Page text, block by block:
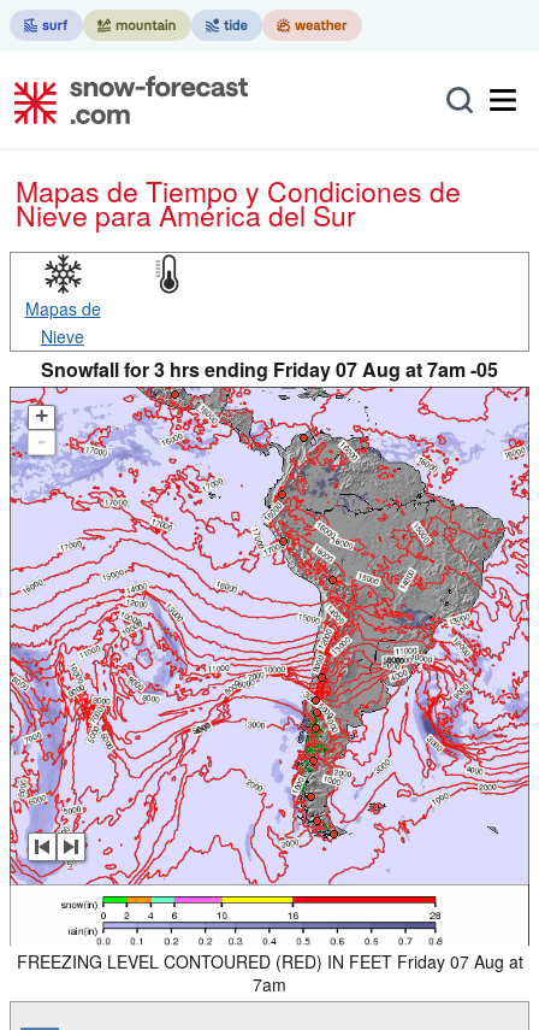
Mapas de Tiempo y Condiciones de
Nievepara América del Sur
Mapas de
Nieve
Snowfall for 3 hrs ending Friday 07 Aug at 7am -05
+
-
FREEZING LEVEL CONTOURED (RED) IN FEET Friday 07 Aug at
7am